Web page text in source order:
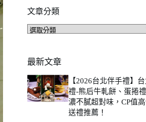
文章分類
文
類
最新文章
【2026台北伴手禮】
禮-熊后牛軋餅、蛋捲
濃不膩超對味，CP值
送禮推薦！